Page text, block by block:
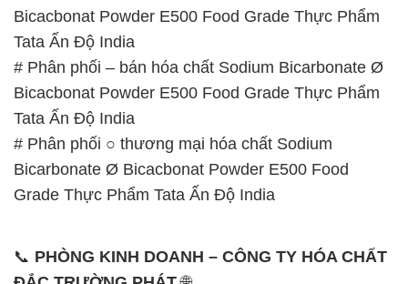
📞 PHÒNG KINH DOANH – CÔNG TY HÓA CHẤT
ĐẮC TRƯỜNG PHÁT
🌐 Website: https://hoachatdetnhuom.com/
📞 Hotline:
– 0933.920.505 – 028.3504.5555
– 028.3756.1835 – 028.3756.1840 –
– 0932.660.696 – 0901.326.566 – 0906.387.866 –
0902.765.866